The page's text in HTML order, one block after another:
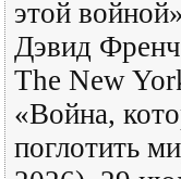
этой
Дэвид Френч
The New
«Война,
поглотить